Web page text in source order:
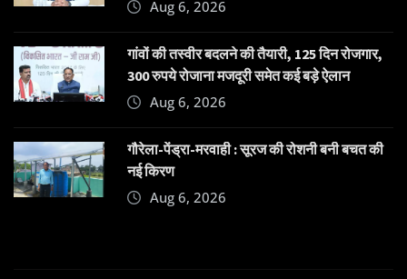
Aug 6, 2026
गांवों की तस्वीर बदलने की तैयारी, 125 दिन रोजगार,
300 रुपये रोजाना मजदूरी समेत कई बड़े ऐलान
Aug 6, 2026
गौरेला-पेंड्रा-मरवाही : सूरज की रोशनी बनी बचत की
नई किरण
Aug 6, 2026